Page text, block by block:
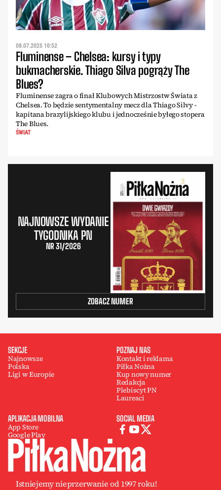
08.07.2025 10:52
Fluminense – Chelsea: kursy i typy
bukmacherskie. Thiago Silva pogrąży The
Blues?
Fluminense zagra o finał Klubowych Mistrzostw Świata z
Chelsea. To będzie sentymentalny mecz dla Thiago Silvy -
kapitana brazylijskiego klubu i jednocześnie byłego stopera
The Blues.
ŚWIAT
NAJNOWSZE WYDANIE
TYGODNIKA PN
NR 31/2026
ZOBACZ NUMER
SEKCJE
Najnowsze
Polska
Ligi w Europie
POZNAJ NAS
Kontakt i reklama
Piłka Nożna
Kup nowy numer
Redakcja
Plebiscyt PN
Laureaci
APLIKACJA MOBILNA
App Store
Google Play
SOCIAL MEDIA
Istniejemy nieprzerwanie od 1997 roku!